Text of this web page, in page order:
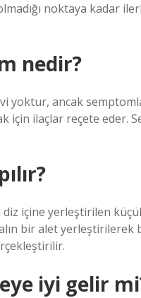
noktaya kadar
nedir?
yoktur, ancak
için ilaçlar reçete eder.
içine yerleştirilen
bir alet
iyi gelir